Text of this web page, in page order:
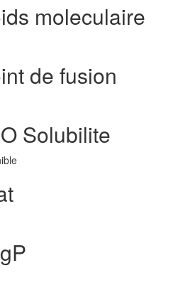
moleculaire
de fusion
O Solubilite